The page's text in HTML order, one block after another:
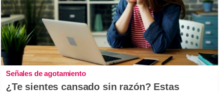
Señales de agotamiento
¿Te sientes cansado sin razón? Estas